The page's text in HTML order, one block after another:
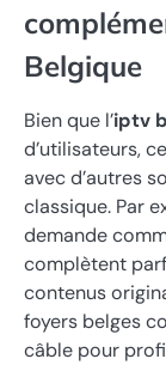
Belgique
Bien que l’iptv
d’utilisateurs,
avec d’autres
classique. Par
demande
complètent
contenus
foyers belges
câble pour